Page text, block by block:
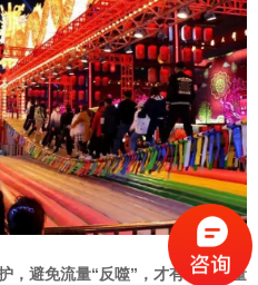
，避免流量“反噬”，才有长久流量